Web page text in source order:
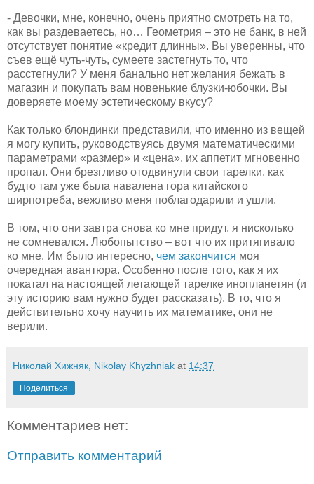
- Девочки, мне, конечно, очень приятно смотреть на то,
как вы раздеваетесь, но… Геометрия – это не банк, в ней
отсутствует понятие «кредит длинны». Вы уверенны, что
съев ещё чуть-чуть, сумеете застегнуть то, что
расстегнули? У меня банально нет желания бежать в
магазин и покупать вам новенькие блузки-юбочки. Вы
доверяете моему эстетическому вкусу?
Как только блондинки представили, что именно из вещей
я могу купить, руководствуясь двумя математическими
параметрами «размер» и «цена», их аппетит мгновенно
пропал. Они брезгливо отодвинули свои тарелки, как
будто там уже была навалена гора китайского
ширпотреба, вежливо меня поблагодарили и ушли.
В том, что они завтра снова ко мне придут, я нисколько
не сомневался. Любопытство – вот что их притягивало
ко мне. Им было интересно, чем закончится моя
очередная авантюра. Особенно после того, как я их
покатал на настоящей летающей тарелке инопланетян (и
эту историю вам нужно будет рассказать). В то, что я
действительно хочу научить их математике, они не
верили.
Николай Хижняк, Nikolay Khyzhniak at 14:37
Поделиться
Комментариев нет:
Отправить комментарий